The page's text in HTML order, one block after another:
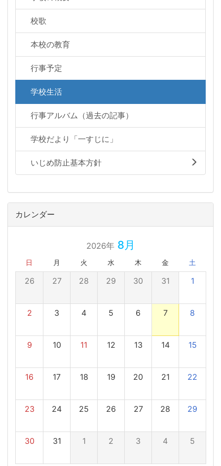
校歌
本校の教育
行事予定
学校生活
行事アルバム（過去の記事）
学校だより「一すじに」
いじめ防止基本方針
カレンダー
2026年8月
日 月 火 水 木 金 土
26 27 28 29 30 31 1
2 3 4 5 6 7 8
9 10 11 12 13 14 15
16 17 18 19 20 21 22
23 24 25 26 27 28 29
30 31 1 2 3 4 5